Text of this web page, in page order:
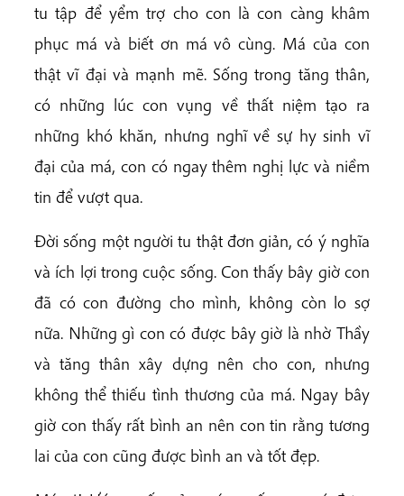
tu tập để yểm trợ cho con là con càng khâm
phục má và biết ơn má vô cùng. Má của con
thật vĩ đại và mạnh mẽ. Sống trong tăng thân,
có những lúc con vụng về thất niệm tạo ra
những khó khăn, nhưng nghĩ về sự hy sinh vĩ
đại của má, con có ngay thêm nghị lực và niềm
tin để vượt qua.
Đời sống một người tu thật đơn giản, có ý nghĩa
và ích lợi trong cuộc sống. Con thấy bây giờ con
đã có con đường cho mình, không còn lo sợ
nữa. Những gì con có được bây giờ là nhờ Thầy
và tăng thân xây dựng nên cho con, nhưng
không thể thiếu tình thương của má. Ngay bây
giờ con thấy rất bình an nên con tin rằng tương
lai của con cũng được bình an và tốt đẹp.